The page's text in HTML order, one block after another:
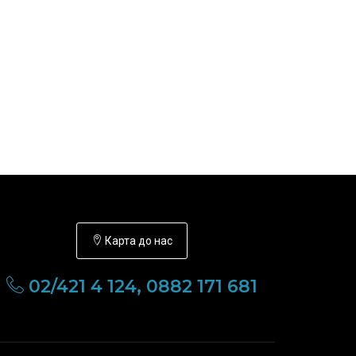
Карта до нас
02/421 4 124, 0882 171 681